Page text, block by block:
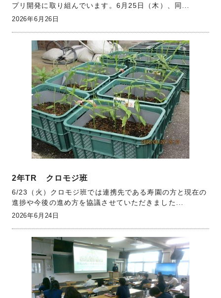
プリ開発に取り組んでいます。6月25日（木）、同...
2026年6月26日
2年TR クロモジ班
6/23（火）クロモジ班では連携先である寿園の方と現在の
進捗や今後の進め方を協議させていただきました...
2026年6月24日